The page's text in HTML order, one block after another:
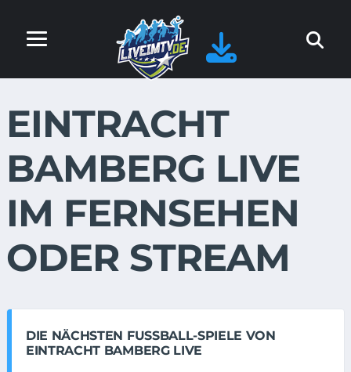
EINTRACHT
BAMBERG LIVE
IM FERNSEHEN
ODER STREAM
DIE NÄCHSTEN FUSSBALL-SPIELE VON E
INTRACHT BAMBERG LIVE